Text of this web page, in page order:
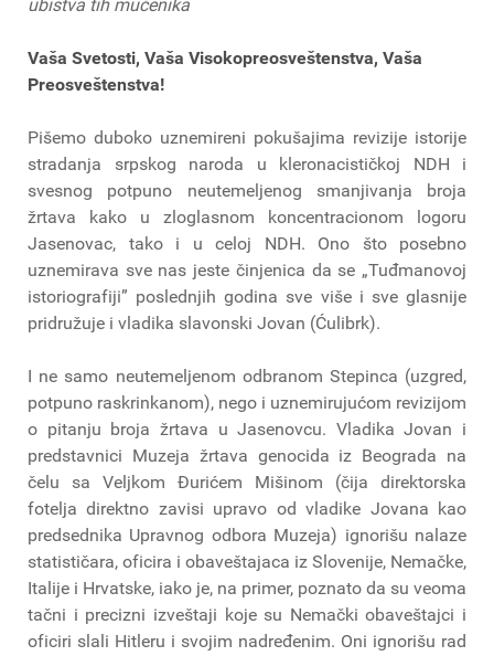
ubistva tih mučenika
Vaša Svetosti, Vaša Visokopreosveštenstva, Vaša
Preosveštenstva!
Pišemo duboko uznemireni pokušajima revizije istorije
stradanja srpskog naroda u kleronacističkoj NDH i
svesnog potpuno neutemeljenog smanjivanja broja
žrtava kako u zloglasnom koncentracionom logoru
Jasenovac, tako i u celoj NDH. Ono što posebno
uznemirava sve nas jeste činjenica da se „Tuđmanovoj
istoriografiji” poslednjih godina sve više i sve glasnije
pridružuje i vladika slavonski Jovan (Ćulibrk).
I ne samo neutemeljenom odbranom Stepinca (uzgred,
potpuno raskrinkanom), nego i uznemirujućom revizijom
o pitanju broja žrtava u Jasenovcu. Vladika Jovan i
predstavnici Muzeja žrtava genocida iz Beograda na
čelu sa Veljkom Đurićem Mišinom (čija direktorska
fotelja direktno zavisi upravo od vladike Jovana kao
predsednika Upravnog odbora Muzeja) ignorišu nalaze
statističara, oficira i obaveštajaca iz Slovenije, Nemačke,
Italije i Hrvatske, iako je, na primer, poznato da su veoma
tačni i precizni izveštaji koje su Nemački obaveštajci i
oficiri slali Hitleru i svojim nadređenim. Oni ignorišu rad